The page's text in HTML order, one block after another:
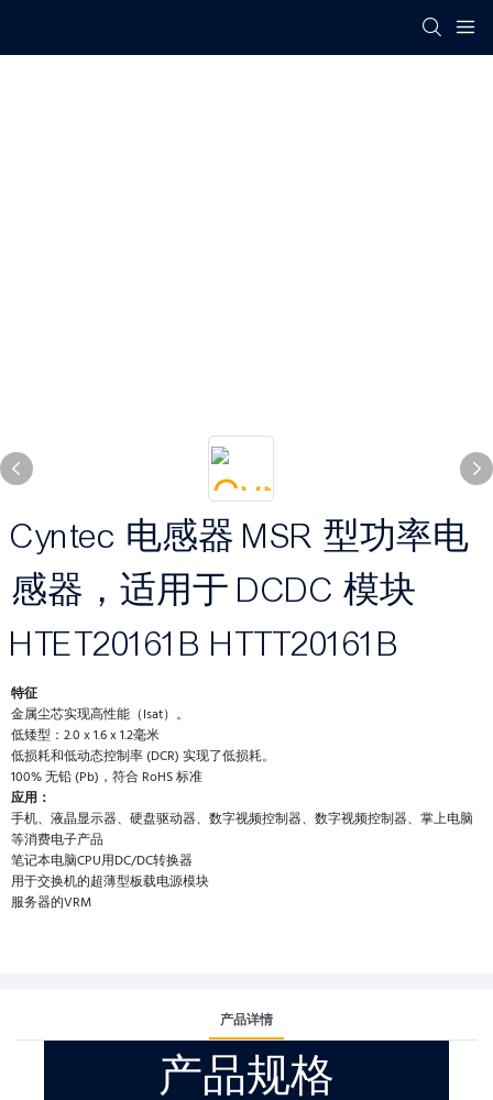
Cyntec 电感器 MSR 型功率电
感器，适用于 DCDC 模块
HTET20161B HTTT20161B
特征
金属尘芯实现高性能（Isat）。
低矮型：2.0 x 1.6 x 1.2毫米
低损耗和低动态控制率 (DCR) 实现了低损耗。
100% 无铅 (Pb)，符合 RoHS 标准
应用：
手机、液晶显示器、硬盘驱动器、数字视频控制器、数字视频控制器、掌上电脑
等消费电子产品
笔记本电脑CPU用DC/DC转换器
用于交换机的超薄型板载电源模块
服务器的VRM
产品详情
产品规格